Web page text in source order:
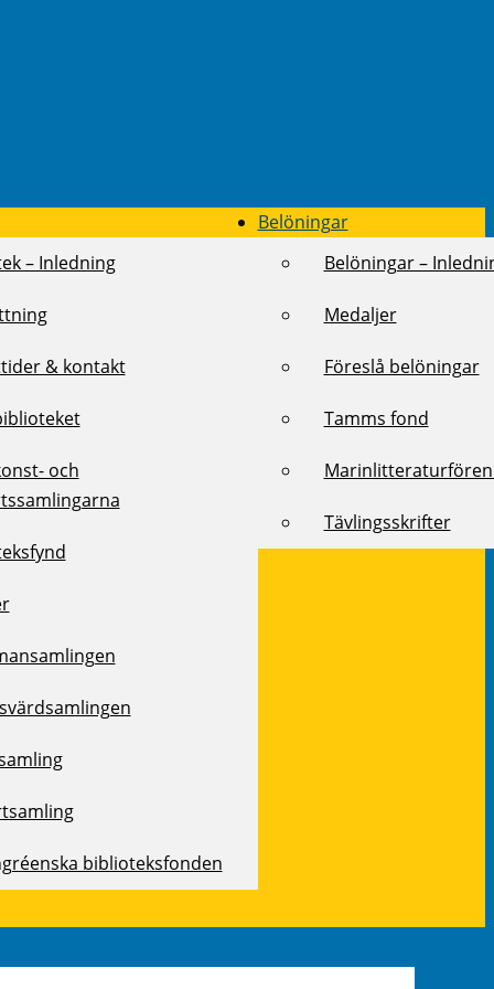
– Inledning
& kontakt
och
biblioteksfonden
Belöningar
Belöningar –
Medaljer
Föreslå belöningar
Tamms fond
Tävlingsskrifter